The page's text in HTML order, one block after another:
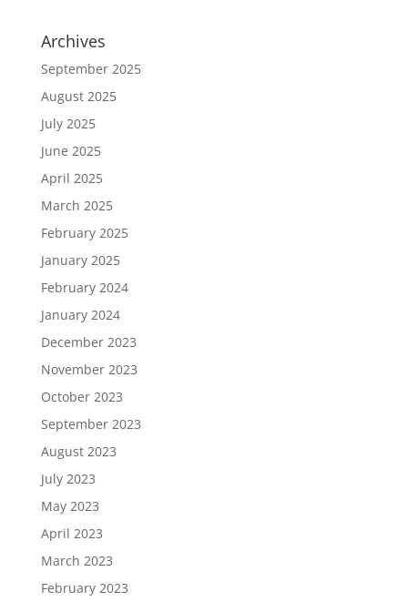
Archives
September 2025
August 2025
July 2025
June 2025
April 2025
March 2025
February 2025
January 2025
February 2024
January 2024
December 2023
November 2023
October 2023
September 2023
August 2023
July 2023
May 2023
April 2023
March 2023
February 2023